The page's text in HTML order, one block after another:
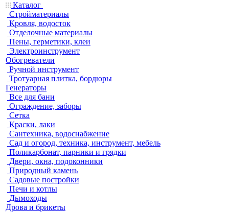
Каталог
Стройматериалы
Кровля, водосток
Отделочные материалы
Пены, герметики, клеи
Электроинструмент
Обогреватели
Ручной инструмент
Тротуарная плитка, бордюры
Генераторы
Все для бани
Ограждение, заборы
Сетка
Краски, лаки
Сантехника, водоснабжение
Сад и огород, техника, инструмент, мебель
Поликарбонат, парники и грядки
Двери, окна, подоконники
Природный камень
Садовые постройки
Печи и котлы
Дымоходы
Дрова и брикеты